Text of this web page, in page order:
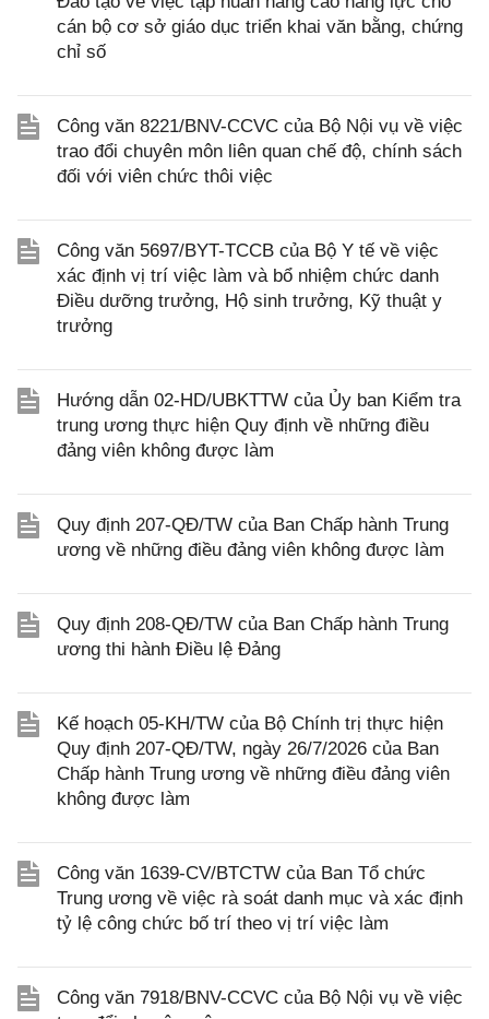
cán bộ cơ sở giáo dục triển khai văn bằng, chứng
chỉ số
Công văn 8221/BNV-CCVC của Bộ Nội vụ về việc
trao đổi chuyên môn liên quan chế độ, chính sách
đối với viên chức thôi việc
Công văn 5697/BYT-TCCB của Bộ Y tế về việc
xác định vị trí việc làm và bổ nhiệm chức danh
Điều dưỡng trưởng, Hộ sinh trưởng, Kỹ thuật y
trưởng
Hướng dẫn 02-HD/UBKTTW của Ủy ban Kiểm tra
trung ương thực hiện Quy định về những điều
đảng viên không được làm
Quy định 207-QĐ/TW của Ban Chấp hành Trung
ương về những điều đảng viên không được làm
Quy định 208-QĐ/TW của Ban Chấp hành Trung
ương thi hành Điều lệ Đảng
Kế hoạch 05-KH/TW của Bộ Chính trị thực hiện
Quy định 207-QĐ/TW, ngày 26/7/2026 của Ban
Chấp hành Trung ương về những điều đảng viên
không được làm
Công văn 1639-CV/BTCTW của Ban Tổ chức
Trung ương về việc rà soát danh mục và xác định
tỷ lệ công chức bố trí theo vị trí việc làm
Công văn 7918/BNV-CCVC của Bộ Nội vụ về việc